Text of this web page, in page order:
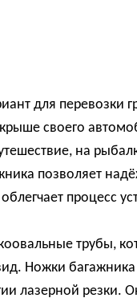
для перевозки
своего
на
позволяет
процесс
трубы,
Ножки багажника
лазерной резки.